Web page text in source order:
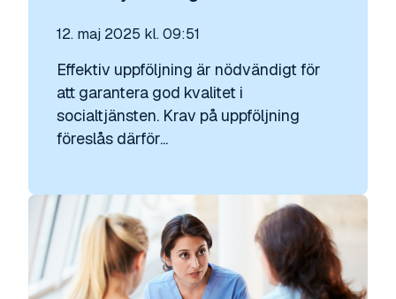
12. maj 2025 kl. 09:51
Effektiv uppföljning är nödvändigt för
att garantera god kvalitet i
socialtjänsten. Krav på uppföljning
föreslås därför...